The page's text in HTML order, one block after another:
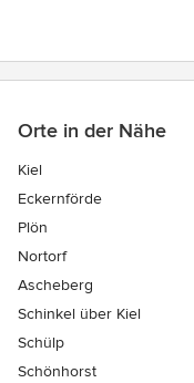
Orte in der Nähe
Kiel
Eckernförde
Plön
Nortorf
Ascheberg
Schinkel über Kiel
Schülp
Schönhorst